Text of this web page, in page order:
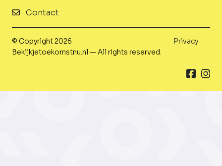
Contact
© Copyright 2026
Bekijkjetoekomstnu.nl — All rights reserved.
Privacy